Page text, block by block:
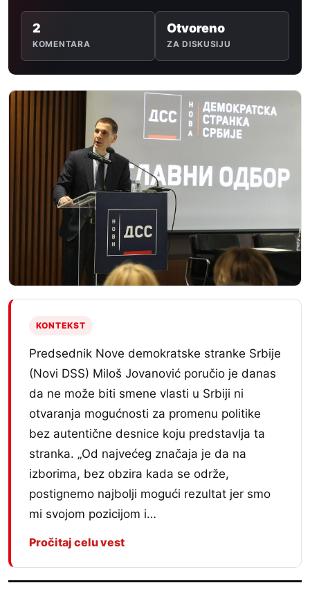
2
KOMENTARA
Otvoreno
ZA DISKUSIJU
KONTEKST
Predsednik Nove demokratske stranke Srbije
(Novi DSS) Miloš Jovanović poručio je danas
da ne može biti smene vlasti u Srbiji ni
otvaranja mogućnosti za promenu politike
bez autentične desnice koju predstavlja ta
stranka. „Od najvećeg značaja je da na
izborima, bez obzira kada se održe,
postignemo najbolji mogući rezultat jer smo
mi svojom pozicijom i…
Pročitaj celu vest